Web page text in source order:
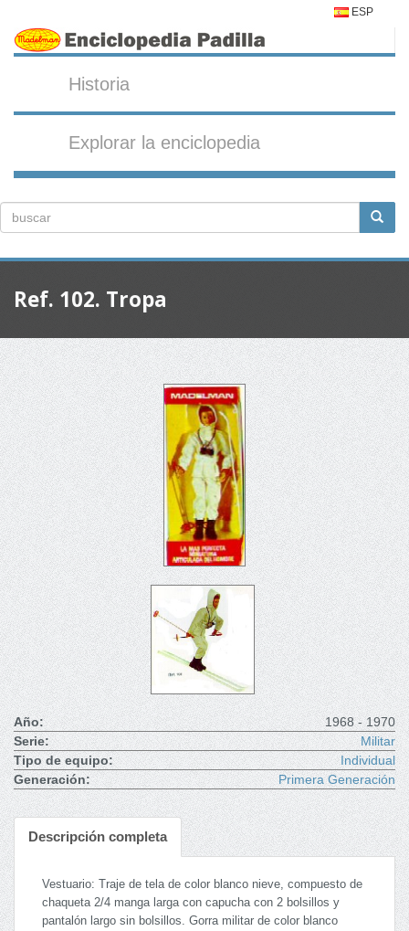
ESP
Historia
Explorar la enciclopedia
Ref. 102. Tropa
Año:
1968 - 1970
Serie:
Militar
Tipo de equipo:
Individual
Generación:
Primera Generación
Descripción completa
Vestuario: Traje de tela de color blanco nieve, compuesto de
chaqueta 2/4 manga larga con capucha con 2 bolsillos y
pantalón largo sin bolsillos. Gorra militar de color blanco